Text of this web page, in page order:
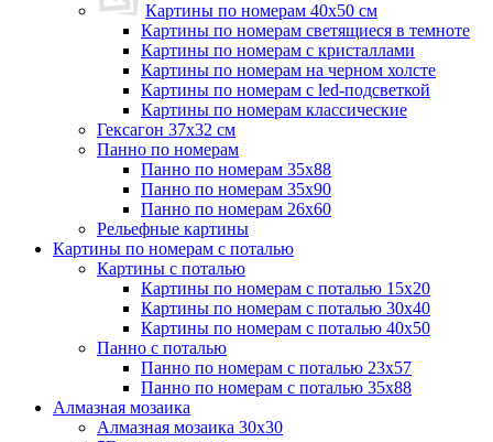
Картины по номерам 40х50 см
Картины по номерам светящиеся в темноте
Картины по номерам с кристаллами
Картины по номерам на черном холсте
Картины по номерам с led-подсветкой
Картины по номерам классические
Гексагон 37х32 см
Панно по номерам
Панно по номерам 35х88
Панно по номерам 35х90
Панно по номерам 26х60
Рельефные картины
Картины по номерам с поталью
Картины с поталью
Картины по номерам с поталью 15х20
Картины по номерам с поталью 30х40
Картины по номерам с поталью 40х50
Панно с поталью
Панно по номерам с поталью 23х57
Панно по номерам с поталью 35х88
Алмазная мозаика
Алмазная мозаика 30х30